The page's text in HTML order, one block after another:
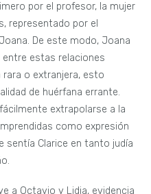
reiteradamente
que permiten a la autora
Una de estas es la noción
ortodoxo y su
Spinoza[3]. Para abordar
la subjetividad de
mediante el Salmo 129,